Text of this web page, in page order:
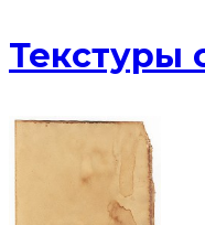
Текстуры